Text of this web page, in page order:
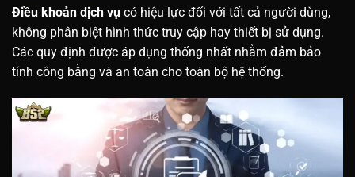
Điều khoản dịch vụ có hiệu lực đối với tất cả người dùng,
không phân biệt hình thức truy cập hay thiết bị sử dụng.
Các quy định được áp dụng thống nhất nhằm đảm bảo
tính công bằng và an toàn cho toàn bộ hệ thống.